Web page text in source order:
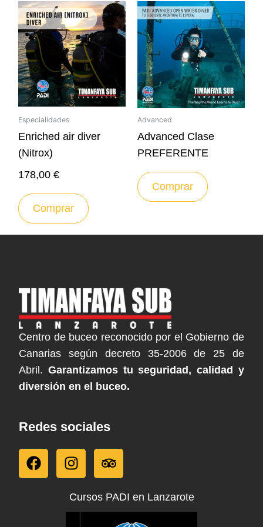
Especialidades
Enriched air diver
(Nitrox)
178,00€
Comprar
Advanced
Advanced Clase
PREFERENTE
Comprar
Centro de buceo reconocido por el Gobierno de
Canarias según decreto 35-2006 de 25 de
Abril.Garantizamos tu seguridad, calidad y
diversión en el buceo.
Redes sociales
F
a
I
n
t
a
T
r
p
a
Cursos PADI en Lanzarote